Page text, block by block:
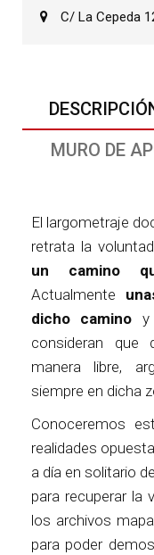
MURO DE
El largometraje
retrata la
un camino
Actualmente
dicho camino y
consideran que
manera libre,
siempre en dicha
Conoceremos
realidades
a día en solitario
para recuperar la
los archivos
para poder
C/ La Cepeda